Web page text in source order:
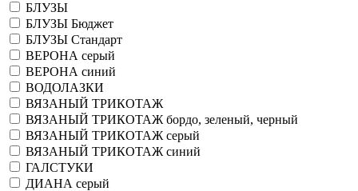
БЛУЗЫ
БЛУЗЫ Бюджет
БЛУЗЫ Стандарт
ВЕРОНА серый
ВЕРОНА синий
ВОДОЛАЗКИ
ВЯЗАНЫЙ ТРИКОТАЖ
ВЯЗАНЫЙ ТРИКОТАЖ бордо, зеленый, черный
ВЯЗАНЫЙ ТРИКОТАЖ серый
ВЯЗАНЫЙ ТРИКОТАЖ синий
ГАЛСТУКИ
ДИАНА серый